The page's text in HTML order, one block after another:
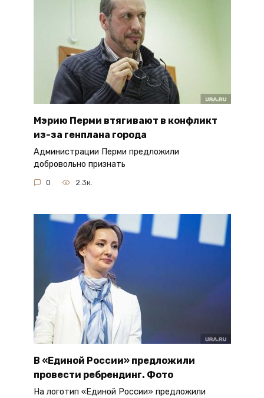
Мэрию Перми втягивают в конфликт
из-за генплана города
Администрации Перми предложили
добровольно признать
0 2.3к.
В «Единой России» предложили
провести ребрендинг. Фото
На логотип «Единой России» предложили